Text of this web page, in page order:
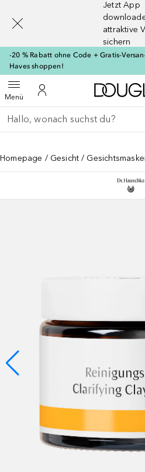
Jetzt App
attraktive
sichern
-20 % Rabatt ohne Code + Gratis-
Haves shoppen!
MenüMenü öffnenZu Meinem Kundenkonto
Gehe zurück
Suche ausführen
Homepage Gesicht
[navigation.slideout.screenreader]